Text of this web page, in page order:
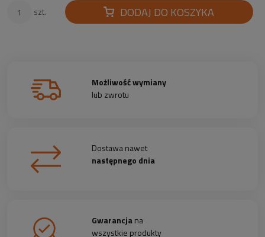
szt. DODAJ DO KOSZYKA
Możliwość wymiany
lub zwrotu
Dostawa nawet
następnego dnia
Gwarancjana
wszystkie produkty